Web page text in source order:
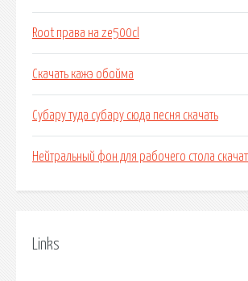
Root права на ze500cl
Скачать кажэ обойма
Субару туда субару сюда песня скачать
Нейтральный фон для рабочего стола
Links